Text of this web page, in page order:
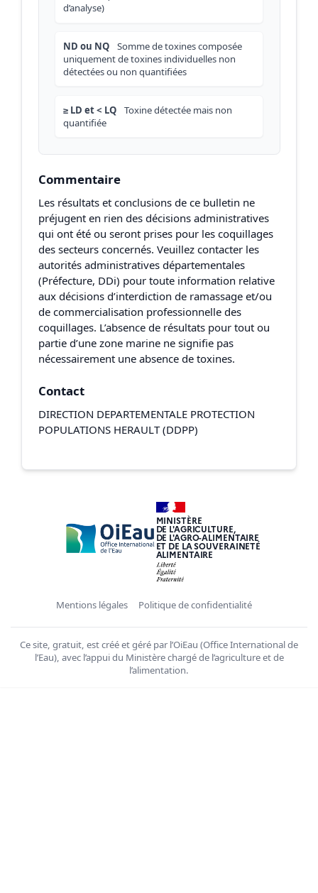
d’analyse)
ND ou NQ
Somme de toxines composée
uniquement de toxines individuelles non
détectées ou non quantifiées
≥ LD et < LQ
Toxine détectée mais non
quantifiée
Commentaire
Les résultats et conclusions de ce bulletin ne
préjugent en rien des décisions administratives
qui ont été ou seront prises pour les coquillages
des secteurs concernés. Veuillez contacter les
autorités administratives départementales
(Préfecture, DDi) pour toute information relative
aux décisions d’interdiction de ramassage et/ou
de commercialisation professionnelle des
coquillages. L’absence de résultats pour tout ou
partie d’une zone marine ne signifie pas
nécessairement une absence de toxines.
Contact
DIRECTION DEPARTEMENTALE PROTECTION
POPULATIONS HERAULT (DDPP)
MINISTÈRE
DE L'AGRICULTURE,
DE L'AGRO-ALIMENTAIRE
ET DE LA SOUVERAINETÉ
ALIMENTAIRE
Mentions légales Politique de confidentialité
Ce site, gratuit, est créé et géré par l’OiEau (Office International de
l’Eau), avec l’appui du Ministère chargé de l’agriculture et de
l’alimentation.